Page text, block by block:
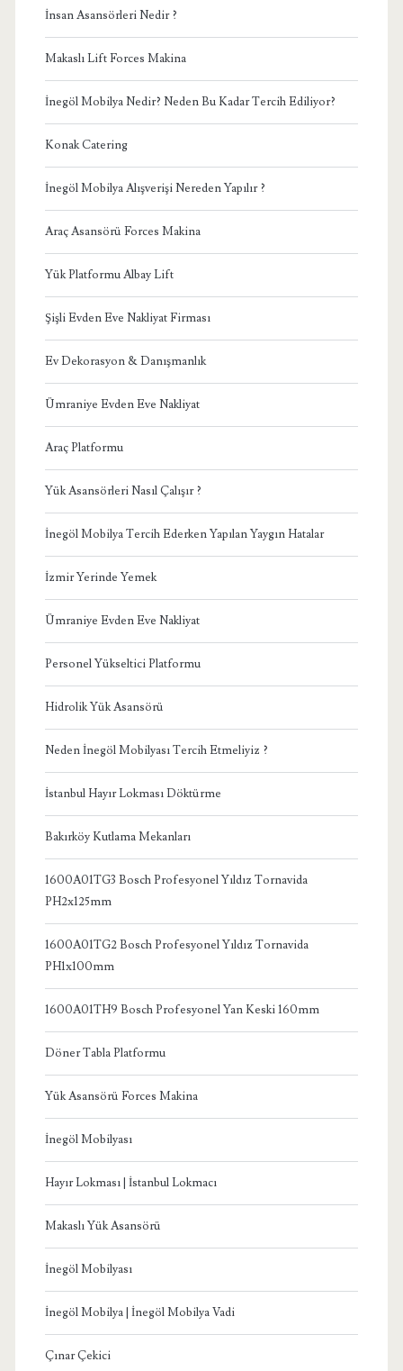
İnsan Asansörleri Nedir ?
Makaslı Lift Forces Makina
İnegöl Mobilya Nedir? Neden Bu Kadar Tercih Ediliyor?
Konak Catering
İnegöl Mobilya Alışverişi Nereden Yapılır ?
Araç Asansörü Forces Makina
Yük Platformu Albay Lift
Şişli Evden Eve Nakliyat Firması
Ev Dekorasyon & Danışmanlık
Ümraniye Evden Eve Nakliyat
Araç Platformu
Yük Asansörleri Nasıl Çalışır ?
İnegöl Mobilya Tercih Ederken Yapılan Yaygın Hatalar
İzmir Yerinde Yemek
Ümraniye Evden Eve Nakliyat
Personel Yükseltici Platformu
Hidrolik Yük Asansörü
Neden İnegöl Mobilyası Tercih Etmeliyiz ?
İstanbul Hayır Lokması Döktürme
Bakırköy Kutlama Mekanları
1600A01TG3 Bosch Profesyonel Yıldız Tornavida
PH2x125mm
1600A01TG2 Bosch Profesyonel Yıldız Tornavida
PH1x100mm
1600A01TH9 Bosch Profesyonel Yan Keski 160mm
Döner Tabla Platformu
Yük Asansörü Forces Makina
İnegöl Mobilyası
Hayır Lokması | İstanbul Lokmacı
Makaslı Yük Asansörü
İnegöl Mobilyası
İnegöl Mobilya | İnegöl Mobilya Vadi
Çınar Çekici